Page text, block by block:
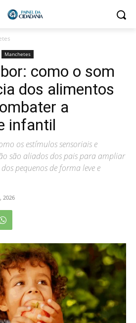
Manchetes
como o som
dos alimentos
a
infantil
os estímulos sensoriais e
são aliados dos pais para ampliar
pequenos de forma leve e
2026